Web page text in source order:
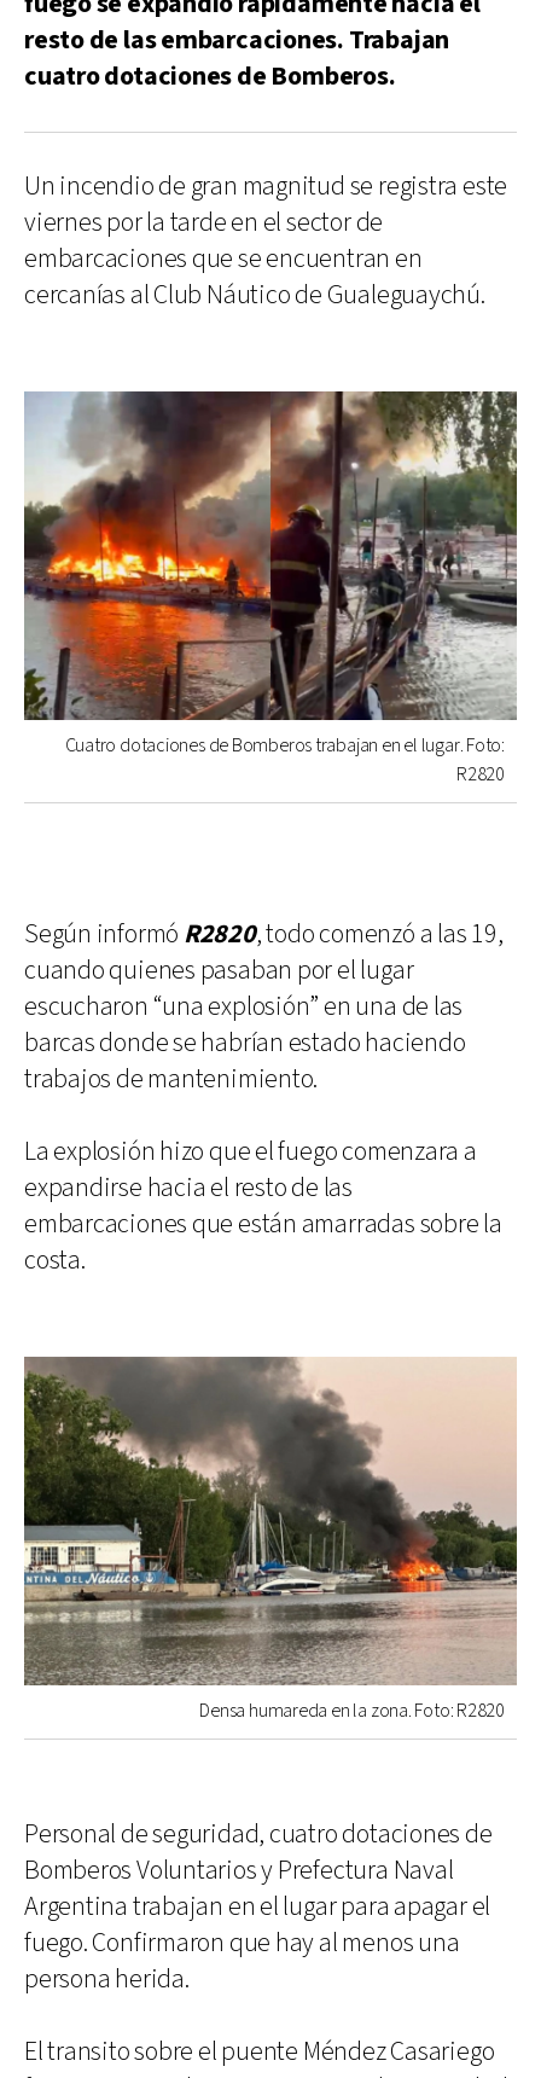
resto de las embarcaciones. Trabajan
cuatro dotaciones de Bomberos.
Un incendio de gran magnitud se registra este
viernes por la tarde en el sector de
embarcaciones que se encuentran en
cercanías al Club Náutico de Gualeguaychú.
Cuatro dotaciones de Bomberos trabajan en el lugar. Foto:
R2820
Según informó R2820, todo comenzó a las 19,
cuando quienes pasaban por el lugar
escucharon “una explosión” en una de las
barcas donde se habrían estado haciendo
trabajos de mantenimiento.
La explosión hizo que el fuego comenzara a
expandirse hacia el resto de las
embarcaciones que están amarradas sobre la
costa.
Densa humareda en la zona. Foto: R2820
Personal de seguridad, cuatro dotaciones de
Bomberos Voluntarios y Prefectura Naval
Argentina trabajan en el lugar para apagar el
fuego. Confirmaron que hay al menos una
persona herida.
El transito sobre el puente Méndez Casariego